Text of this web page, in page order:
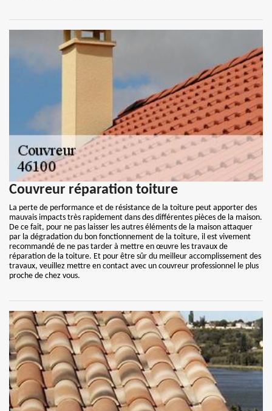
Couvreur réparation toiture
La perte de performance et de résistance de la toiture peut apporter des
mauvais impacts très rapidement dans des différentes pièces de la maison.
De ce fait, pour ne pas laisser les autres éléments de la maison attaquer
par la dégradation du bon fonctionnement de la toiture, il est vivement
recommandé de ne pas tarder à mettre en œuvre les travaux de
réparation de la toiture. Et pour être sûr du meilleur accomplissement des
travaux, veuillez mettre en contact avec un couvreur professionnel le plus
proche de chez vous.